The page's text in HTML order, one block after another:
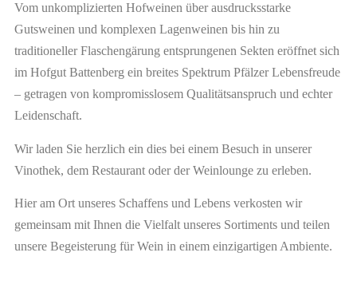
Vom unkomplizierten Hofweinen über ausdrucksstarke
Gutsweinen und komplexen Lagenweinen bis hin zu
traditioneller Flaschengärung entsprungenen Sekten eröffnet sich
im Hofgut Battenberg ein breites Spektrum Pfälzer Lebensfreude
– getragen von kompromisslosem Qualitätsanspruch und echter
Leidenschaft.
Wir laden Sie herzlich ein dies bei einem Besuch in unserer
Vinothek, dem Restaurant oder der Weinlounge zu erleben.
Hier am Ort unseres Schaffens und Lebens verkosten wir
gemeinsam mit Ihnen die Vielfalt unseres Sortiments und teilen
unsere Begeisterung für Wein in einem einzigartigen Ambiente.